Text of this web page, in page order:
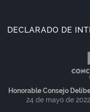
DECLARADO DE
Honorable Consejo
24 de mayo de